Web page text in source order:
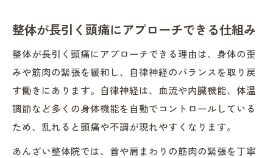
整体が長引く頭痛にアプローチできる仕組み
整体が長引く頭痛にアプローチできる理由は、身体の歪
みや筋肉の緊張を緩和し、自律神経のバランスを取り戻
す働きにあります。自律神経は、血流や内臓機能、体温
調節など多くの身体機能を自動でコントロールしている
ため、乱れると頭痛や不調が現れやすくなります。
あんざい整体院では、首や肩まわりの筋肉の緊張を丁寧